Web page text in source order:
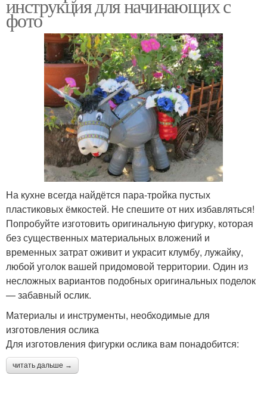
инструкция для начинающих с
фото
На кухне всегда найдётся пара-тройка пустых
пластиковых ёмкостей. Не спешите от них избавляться!
Попробуйте изготовить оригинальную фигурку, которая
без существенных материальных вложений и
временных затрат оживит и украсит клумбу, лужайку,
любой уголок вашей придомовой территории. Один из
несложных вариантов подобных оригинальных поделок
— забавный ослик.
Материалы и инструменты, необходимые для
изготовления ослика
Для изготовления фигурки ослика вам понадобится:
читать дальше →